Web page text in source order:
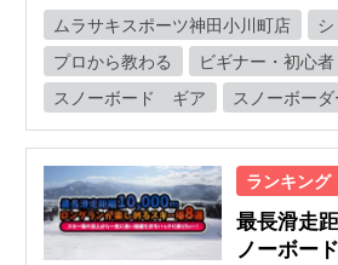
ムラサキスポーツ神田小川町店
プロから教わる
ビギナー・初心者
スノーボード ギア
スノーボー
ランキング
最長滑走
ノーボー